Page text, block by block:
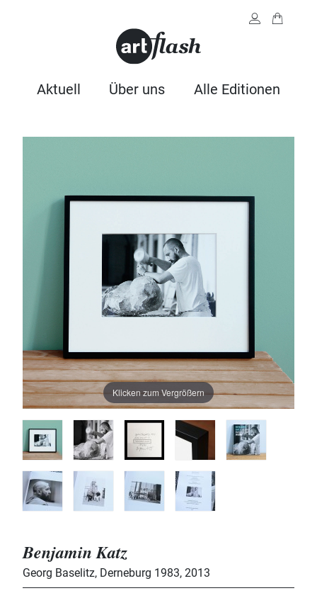
Aktuell Über uns Alle Editionen
Klicken zum Vergrößern
Benjamin Katz
Georg Baselitz, Derneburg 1983, 2013